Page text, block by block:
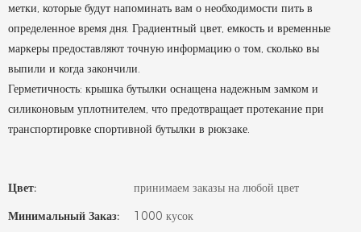
метки, которые будут напоминать вам о необходимости пить в
определенное время дня. Градиентный цвет, емкость и временные
маркеры предоставляют точную информацию о том, сколько вы
выпили и когда закончили.
Герметичность: крышка бутылки оснащена надежным замком и
силиконовым уплотнителем, что предотвращает протекание при
транспортировке спортивной бутылки в рюкзаке.
Цвет:
принимаем заказы на любой цвет
Минимальный Заказ:
1000 кусок